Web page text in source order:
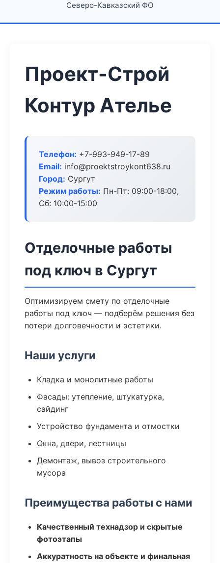
Северо-Кавказский ФО
Проект-Строй
Контур Ателье
Телефон: +7-993-949-17-89
Email: info@proektstroykont638.ru
Город: Сургут
Режим работы: Пн-Пт: 09:00-18:00,
Сб: 10:00-15:00
Отделочные работы
под ключ в Сургут
Оптимизируем смету по отделочные
работы под ключ — подберём решения без
потери долговечности и эстетики.
Наши услуги
Кладка и монолитные работы
Фасады: утепление, штукатурка,
сайдинг
Устройство фундамента и отмостки
Окна, двери, лестницы
Демонтаж, вывоз строительного
мусора
Преимущества работы с нами
Качественный технадзор и скрытые
фотоэтапы
Аккуратность на объекте и финальная